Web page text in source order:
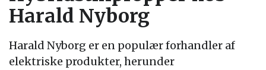
Harald Nyborg
Harald Nyborg er en populær forhandler af
elektriske produkter, herunder